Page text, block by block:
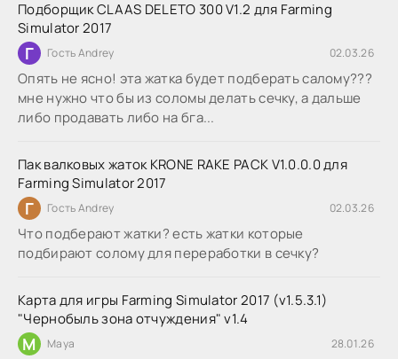
Подборщик CLAAS DELETO 300 V1.2 для Farming
Simulator 2017
Г Гость Andrey 02.03.26
Опять не ясно! эта жатка будет подберать салому???
мне нужно что бы из соломы делать сечку, а дальше
либо продавать либо на бга...
Пак валковых жаток KRONE RAKE PACK V1.0.0.0 для
Farming Simulator 2017
Г Гость Andrey 02.03.26
Что подберают жатки? есть жатки которые
подбирают солому для переработки в сечку?
Карта для игры Farming Simulator 2017 (v1.5.3.1)
"Чернобыль зона отчуждения" v1.4
M Maya 28.01.26